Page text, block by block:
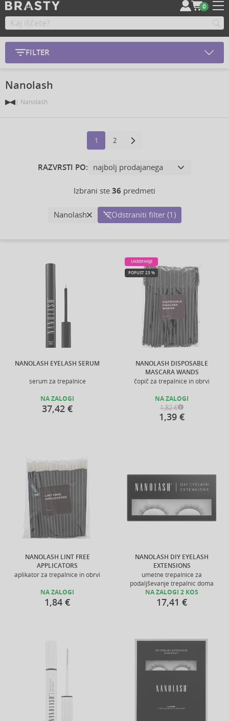
0
FILTER
Nanolash
Nanolash
1 2
RAZVRSTI PO:
Izbrani ste 36 predmeti
Nanolash Odstraniti filter (1)
NANOLASH EYELASH SERUM
serum za trepalnice
NA ZALOGI
37,42 €
NANOLASH DISPOSABLE
MASCARA WANDS
čopič za trepalnice in obrvi
UKREPANJE
POPUST 23 %
NA ZALOGI
1,82 €
1,39 €
NANOLASH LINT FREE
APPLICATORS
aplikator za trepalnice in obrvi
NA ZALOGI
1,84 €
NANOLASH DIY EYELASH
EXTENSIONS
umetne trepalnice za
podaljševanje trepalnic doma
NA ZALOGI 2 KOS
17,41 €